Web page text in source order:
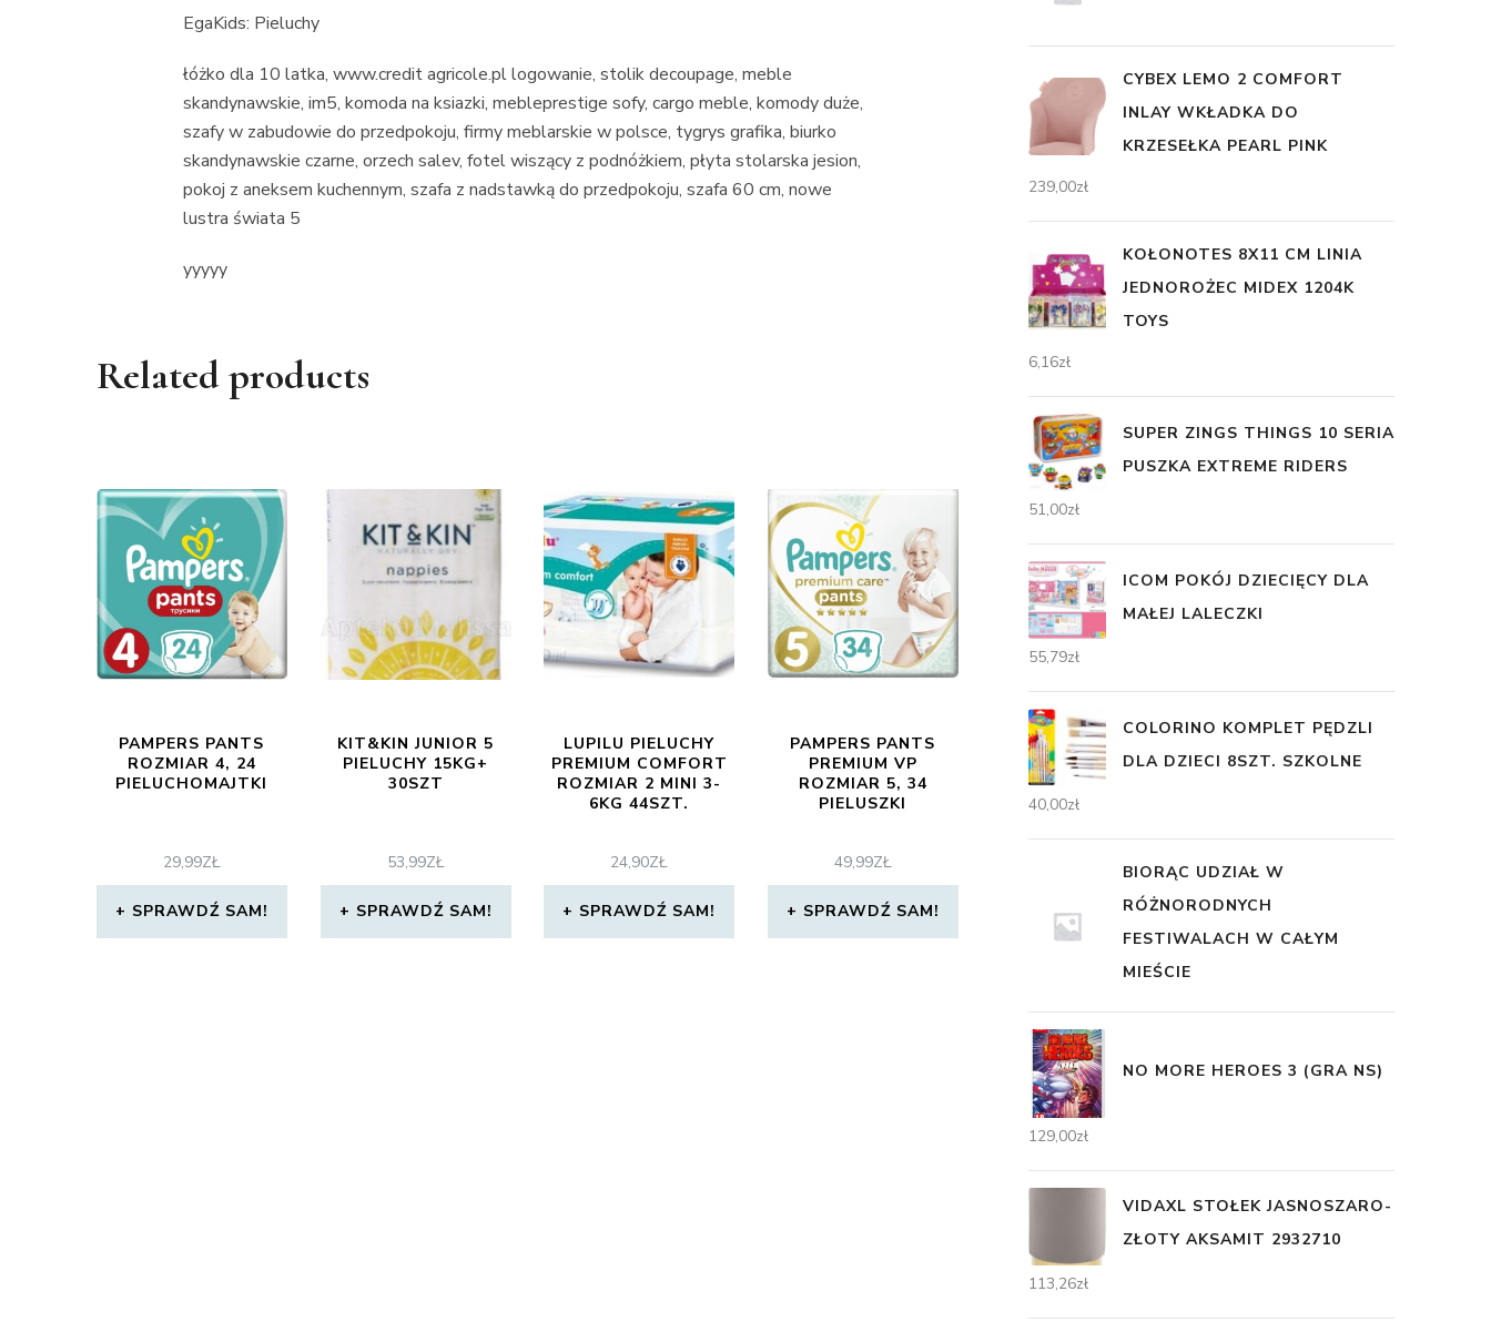
EgaKids: Pieluchy
łóżko dla 10 latka, www.credit agricole.pl logowanie, stolik decoupage, meble
skandynawskie, im5, komoda na ksiazki, mebleprestige sofy, cargo meble, komody duże,
szafy w zabudowie do przedpokoju, firmy meblarskie w polsce, tygrys grafika, biurko
skandynawskie czarne, orzech salev, fotel wiszący z podnóżkiem, płyta stolarska jesion,
pokoj z aneksem kuchennym, szafa z nadstawką do przedpokoju, szafa 60 cm, nowe
lustra świata 5
yyyyy
Related products
PAMPERS PANTS
ROZMIAR 4, 24
PIELUCHOMAJTKI
29,99ZŁ
SPRAWDŹ SAM!
KIT&KIN JUNIOR 5
PIELUCHY 15KG+
30SZT
53,99ZŁ
SPRAWDŹ SAM!
LUPILU PIELUCHY
PREMIUM COMFORT
ROZMIAR 2 MINI 3-
6KG 44SZT.
24,90ZŁ
SPRAWDŹ SAM!
PAMPERS PANTS
PREMIUM VP
ROZMIAR 5, 34
PIELUSZKI
49,99ZŁ
SPRAWDŹ SAM!
CYBEX LEMO 2 COMFORT
INLAY WKŁADKA DO
KRZESEŁKA PEARL PINK
239,00zł
KOŁONOTES 8X11 CM LINIA
JEDNOROŻEC MIDEX 1204K
TOYS
6,16zł
SUPER ZINGS THINGS 10 SERIA
PUSZKA EXTREME RIDERS
51,00zł
ICOM POKÓJ DZIECIĘCY DLA
MAŁEJ LALECZKI
55,79zł
COLORINO KOMPLET PĘDZLI
DLA DZIECI 8SZT. SZKOLNE
40,00zł
BIORĄC UDZIAŁ W
RÓŻNORODNYCH
FESTIWALACH W CAŁYM
MIEŚCIE
NO MORE HEROES 3 (GRA NS)
129,00zł
VIDAXL STOŁEK JASNOSZARO-
ZŁOTY AKSAMIT 2932710
113,26zł